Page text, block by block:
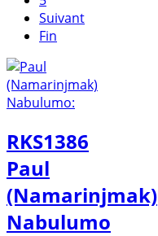
Suivant
Fin
RKS1386
Paul
(Namarinjmak)
Nabulumo